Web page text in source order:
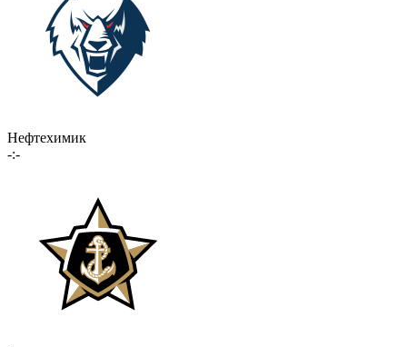
Нефтехимик
-:-